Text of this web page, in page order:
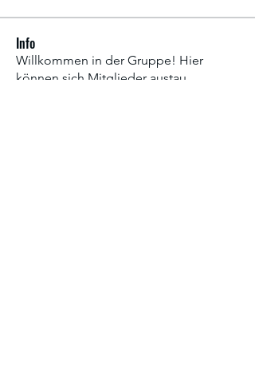
Info
Willkommen in der Gruppe! Hier
können sich Mitglieder austau